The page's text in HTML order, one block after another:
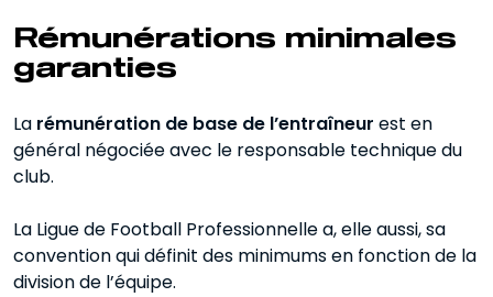
Rémunérations minimales
garanties
La rémunération de base de l’entraîneur est en
général négociée avec le responsable technique du
club.
La Ligue de Football Professionnelle a, elle aussi, sa
convention qui définit des minimums en fonction de la
division de l’équipe.